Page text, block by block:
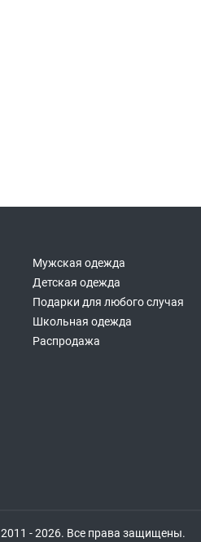
Мужская одежда
Детская одежда
Подарки для любого случая
Школьная одежда
Распродажа
2011 - 2026. Все права защищены.